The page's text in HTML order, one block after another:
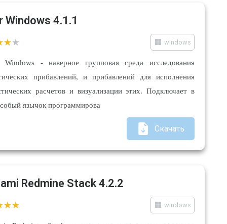
Windows 4.1.1
windows
- наверное групповая среда исследования
прибавлений, и прибавлений для исполнения
расчетов и визуализации этих. Подключает в
язычок программирова
Скачать
Redmine Stack 4.2.2
windows